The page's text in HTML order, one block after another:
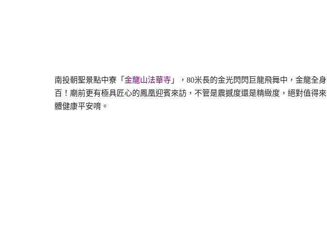
南投朝聖景點中寮「 金龍山法華寺 」，80米長的金光閃閃巨龍飛舞中，金龍全
百！廟前更有極具匠心的鳳凰迎賓來訪，不管是震撼度還是精緻度，絕對值得
體健康平安唷。